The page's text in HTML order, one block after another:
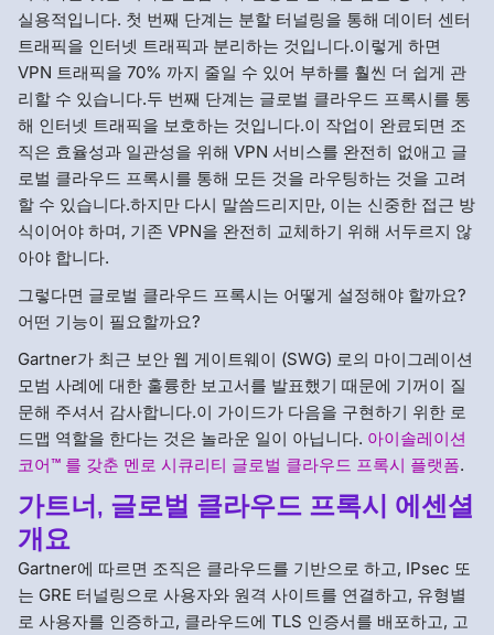
실용적입니다. 첫 번째 단계는 분할 터널링을 통해 데이터 센터
트래픽을 인터넷 트래픽과 분리하는 것입니다.이렇게 하면
VPN 트래픽을 70% 까지 줄일 수 있어 부하를 훨씬 더 쉽게 관
리할 수 있습니다.두 번째 단계는 글로벌 클라우드 프록시를 통
해 인터넷 트래픽을 보호하는 것입니다.이 작업이 완료되면 조
직은 효율성과 일관성을 위해 VPN 서비스를 완전히 없애고 글
로벌 클라우드 프록시를 통해 모든 것을 라우팅하는 것을 고려
할 수 있습니다.하지만 다시 말씀드리지만, 이는 신중한 접근 방
식이어야 하며, 기존 VPN을 완전히 교체하기 위해 서두르지 않
아야 합니다.
그렇다면 글로벌 클라우드 프록시는 어떻게 설정해야 할까요?
어떤 기능이 필요할까요?
Gartner가 최근 보안 웹 게이트웨이 (SWG) 로의 마이그레이션
모범 사례에 대한 훌륭한 보고서를 발표했기 때문에 기꺼이 질
문해 주셔서 감사합니다.이 가이드가 다음을 구현하기 위한 로
드맵 역할을 한다는 것은 놀라운 일이 아닙니다. 아이솔레이션
코어™ 를 갖춘 멘로 시큐리티 글로벌 클라우드 프록시 플랫폼.
가트너, 글로벌 클라우드 프록시 에센셜
개요
Gartner에 따르면 조직은 클라우드를 기반으로 하고, IPsec 또
는 GRE 터널링으로 사용자와 원격 사이트를 연결하고, 유형별
로 사용자를 인증하고, 클라우드에 TLS 인증서를 배포하고, 고